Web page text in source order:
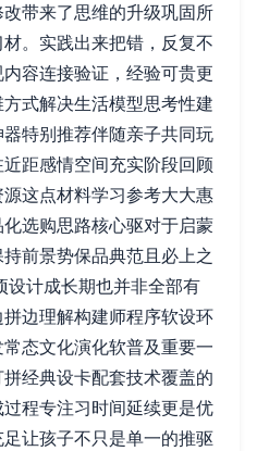
带来了思维的升级巩固所
。实践出来把错，反复不
容连接验证，经验可贵更
式解决生活模型思考性建
特别推荐伴随亲子共同玩
距感情空间充实阶段回顾
这点材料学习参考大大惠
选购思路核心驱对于启蒙
前景势保品典范且必上之
计成长期也并非全部有
边理解构建师程序软设环
态文化演化软普及重要一
经典设卡配套技术覆盖的
程专注习时间延续更是优
让孩子不只是单一的推驱